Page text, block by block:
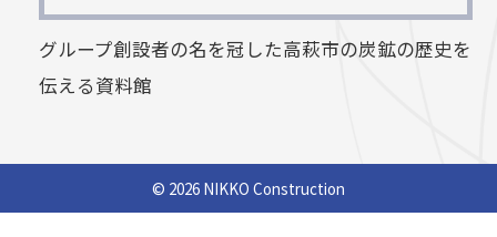
グループ創設者の名を冠した高萩市の炭鉱の歴史を
伝える資料館
© 2026 NIKKO Construction